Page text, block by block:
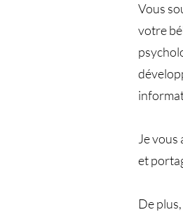
Vous
votre
Je
et
De